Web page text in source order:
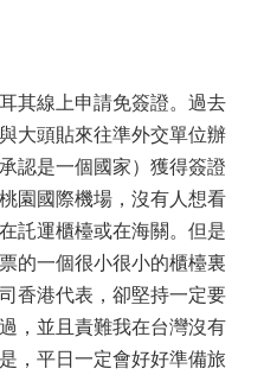
其線上申請免簽證。過去
大頭貼來往準外交單位辦
認是一個國家）獲得簽證
園國際機場，沒有人想看
託運櫃檯或在海關。但是
的一個很小很小的櫃檯裏
香港代表，卻堅持一定要
，並且責難我在台灣沒有
，平日一定會好好準備旅